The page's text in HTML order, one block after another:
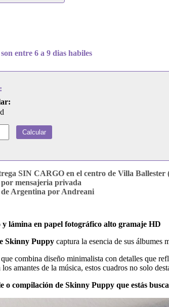
entre 6 a 9 dias habiles
Calcular
SIN CARGO en el centro de Villa Ballester
mensajeria privada
Argentina por Andreani
lámina en papel fotográfico alto gramaje HD
Skinny Puppy captura la esencia de sus álbumes
combina diseño minimalista con detalles que
amantes de la música, estos cuadros no solo
o compilación de Skinny Puppy que estás